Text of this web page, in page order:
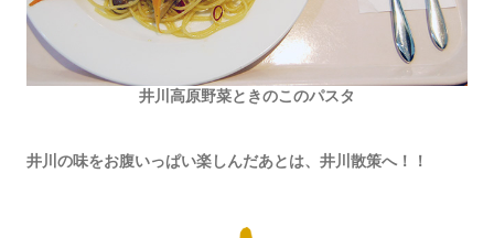
井川高原野菜ときのこのパスタ
井川の味をお腹いっぱい楽しんだあとは、井川散策へ！！